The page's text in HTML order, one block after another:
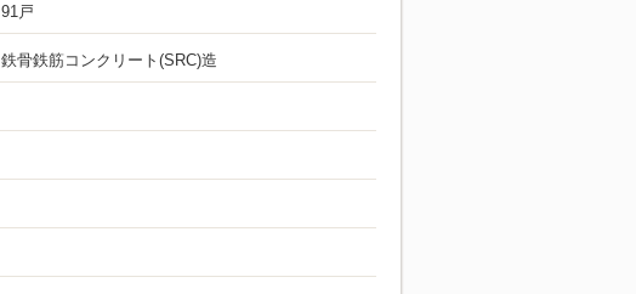
91戸
鉄骨鉄筋コンクリート(SRC)造